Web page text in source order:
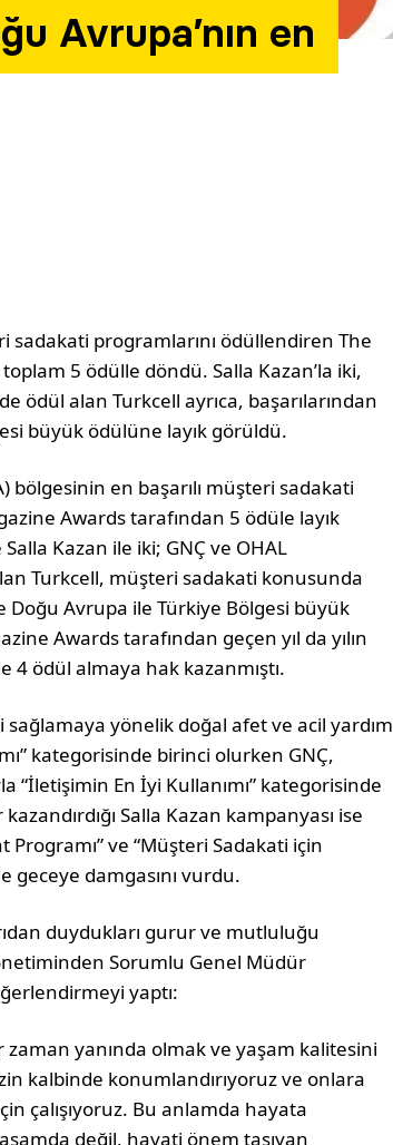
Avrupa’nın en
sadakati programlarını ödüllendiren The
5 ödülle döndü. Salla Kazan’la iki,
ödül alan Turkcell ayrıca, başarılarından
büyük ödülüne layık görüldü.
bölgesinin en başarılı müşteri sadakati
Awards tarafından 5 ödüle layık
Kazan ile iki; GNÇ ve OHAL
Turkcell, müşteri sadakati konusunda
Doğu Avrupa ile Türkiye Bölgesi büyük
Awards tarafından geçen yıl da yılın
ödül almaya hak kazanmıştı.
yönelik doğal afet ve acil yardım
kategorisinde birinci olurken GNÇ,
“İletişimin En İyi Kullanımı” kategorisinde
Salla Kazan kampanyası ise
ve “Müşteri Sadakati için
geceye damgasını vurdu.
duydukları gurur ve mutluluğu
Sorumlu Genel Müdür
yaptı:
zaman yanında olmak ve yaşam kalitesini
kalbinde konumlandırıyoruz ve onlara
çalışıyoruz. Bu anlamda hayata
değil, hayati önem taşıyan